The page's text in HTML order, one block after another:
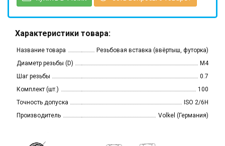
Характеристики товара:
Название товара
Резьбовая вставка (ввёртыш, футорка)
Диаметр резьбы (D)
M4
Шаг резьбы
0.7
Комплект (шт.)
100
Точность допуска
ISO 2/6H
Производитель
Volkel (Германия)